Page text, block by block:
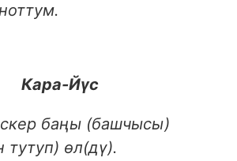
Кара-Йүс
баңы (башчысы)
тутуп) өл(дү).